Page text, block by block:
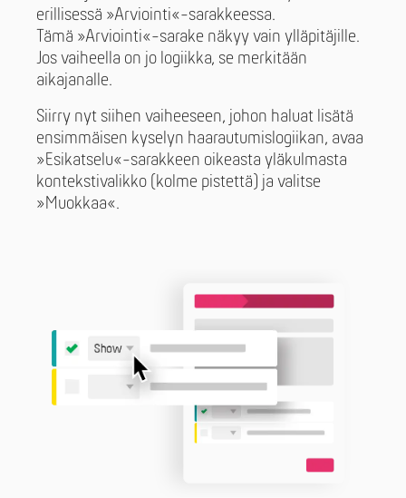
erillisessä »Arviointi«-sarakkeessa.
Tämä »Arviointi«-sarake näkyy vain ylläpitäjille.
Jos vaiheella on jo logiikka, se merkitään
aikajanalle.
Siirry nyt siihen vaiheeseen, johon haluat lisätä
ensimmäisen kyselyn haarautumislogiikan, avaa
»Esikatselu«-sarakkeen oikeasta yläkulmasta
kontekstivalikko (kolme pistettä) ja valitse
»Muokkaa«.